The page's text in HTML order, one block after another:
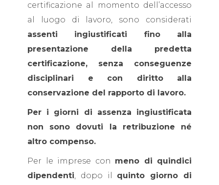
certificazione al momento dell’accesso
al luogo di lavoro, sono considerati
assenti ingiustificati fino alla
presentazione della predetta
certificazione, senza conseguenze
disciplinari e con diritto alla
conservazione del rapporto di lavoro.
Per i giorni di assenza ingiustificata
non sono dovuti la retribuzione né
altro compenso.
Per le imprese con meno di quindici
dipendenti, dopo il quinto giorno di